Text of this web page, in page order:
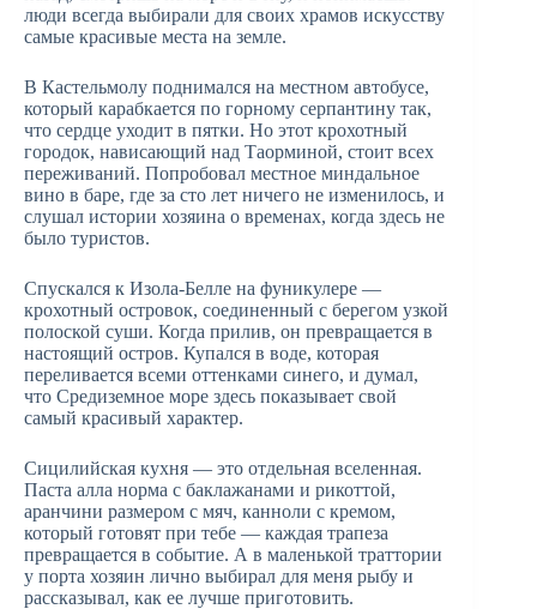
люди всегда выбирали для своих храмов искусству
самые красивые места на земле.
В Кастельмолу поднимался на местном автобусе,
который карабкается по горному серпантину так,
что сердце уходит в пятки. Но этот крохотный
городок, нависающий над Таорминой, стоит всех
переживаний. Попробовал местное миндальное
вино в баре, где за сто лет ничего не изменилось, и
слушал истории хозяина о временах, когда здесь не
было туристов.
Спускался к Изола-Белле на фуникулере —
крохотный островок, соединенный с берегом узкой
полоской суши. Когда прилив, он превращается в
настоящий остров. Купался в воде, которая
переливается всеми оттенками синего, и думал,
что Средиземное море здесь показывает свой
самый красивый характер.
Сицилийская кухня — это отдельная вселенная.
Паста алла норма с баклажанами и рикоттой,
аранчини размером с мяч, канноли с кремом,
который готовят при тебе — каждая трапеза
превращается в событие. А в маленькой траттории
у порта хозяин лично выбирал для меня рыбу и
рассказывал, как ее лучше приготовить.